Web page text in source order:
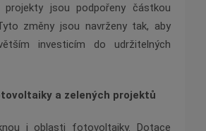
jsou podpořeny částkou
změny jsou navrženy tak, aby
investicím do udržitelných
a zelených projektů
i oblasti fotovoltaiky. Dotace